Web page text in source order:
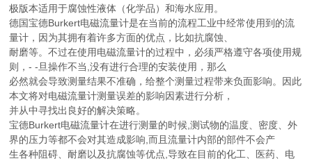
极版本适用于腐蚀性液体（化学品）和海水应用。
德国宝德Burkert电磁流量计是在当前的流程工业中经常使用到的流
量计，因为其拥有着许多方面的优点，比如抗腐蚀、
耐磨等。不过在使用电磁流量计的过程中，必须严格遵守各项使用规
则，- -旦操作不当,没有进行合理的安装使用，那么
必然就会导致测量结果不准确，给整个测量过程带来负面影响。因此
本文将对电磁流量计测量误差的影响因素进行分析，
并从中寻找出良好的解决策略。
宝德Burkert电磁流量计在进行测量的时候,测试物的温度、密度、外
界的压力等都不会对其造成影响,而且流量计内部的部件不会产
生各种阻碍、耐磨以及抗腐蚀等优点,导致在目前的化工、医药、电